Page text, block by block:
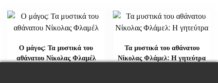
Ο μάγος: Τα μυστικά του
αθάνατου Νίκολας Φλαμέλ
Τα μυστικά του αθάνατου
Νίκολας Φλάμελ: Η γητεύτρα